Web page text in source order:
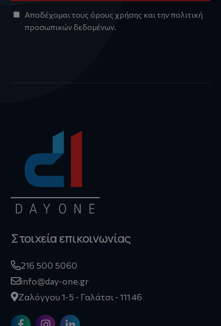
Αποδέχομαι τουςόρους χρήσης και τηνπολιτική
προσωπικών δεδομένων.
Στοιχεία επικοινωνίας
216 500 5060
info@day-one.gr
Ζαλόγγου 1-5 - Γαλάτσι - 111 46